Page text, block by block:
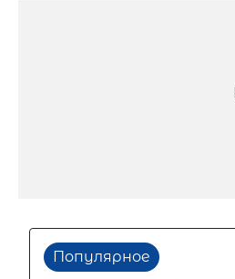
Популярное